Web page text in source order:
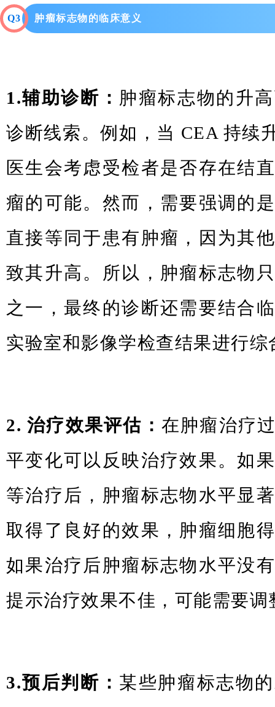
Q3 肿瘤标志物的临床意义
1.辅助诊断： 肿瘤标志物的升
诊断线索。例如，当 CEA 持续
医生会考虑受检者是否存在结
瘤的可能。然而，需要强调的
直接等同于患有肿瘤，因为其
致其升高。所以，肿瘤标志物
之一，最终的诊断还需要结合
实验室和影像学检查结果进行综
2. 治疗效果评估： 在肿瘤治疗
平变化可以反映治疗效果。如
等治疗后，肿瘤标志物水平显
取得了良好的效果，肿瘤细胞
如果治疗后肿瘤标志物水平没
提示治疗效果不佳，可能需要调
3.预后判断： 某些肿瘤标志物